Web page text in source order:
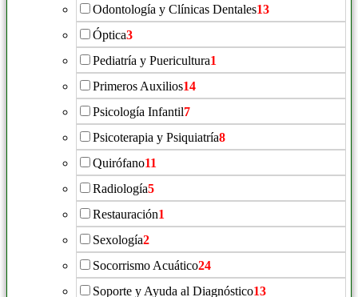
Odontología y Clínicas Dentales13
Óptica3
Pediatría y Puericultura1
Primeros Auxilios14
Psicología Infantil7
Psicoterapia y Psiquiatría8
Quirófano11
Radiología5
Restauración1
Sexología2
Socorrismo Acuático24
Soporte y Ayuda al Diagnóstico13